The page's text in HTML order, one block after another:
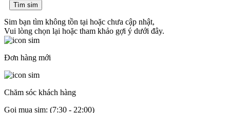
Tìm sim
Sim bạn tìm không tồn tại hoặc chưa cập nhật,
Vui lòng chọn lại hoặc tham khảo gợi ý dưới đây.
Đơn hàng mới
Chăm sóc khách hàng
Gọi mua sim: (7:30 - 22:00)